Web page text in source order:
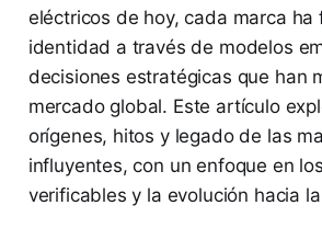
eléctricos de hoy, cada marca ha
identidad a través de modelos
decisiones estratégicas que han
mercado global. Este artículo
orígenes, hitos y legado de las
influyentes, con un enfoque en
verificables y la evolución hacia